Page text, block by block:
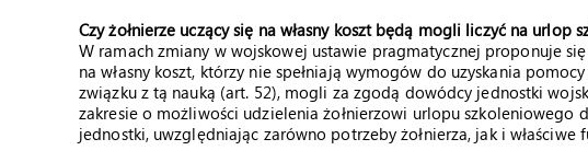
Czy żołnierze uczący się na własny koszt będą mogli liczyć na urlop
W ramach zmiany w wojskowej ustawie pragmatycznej proponuje
na własny koszt, którzy nie spełniają wymogów do uzyskania
związku z tą nauką (art. 52), mogli za zgodą dowódcy jednostki
zakresie o możliwości udzielenia żołnierzowi urlopu szkoleniowego
jednostki, uwzględniając zarówno potrzeby żołnierza, jak i